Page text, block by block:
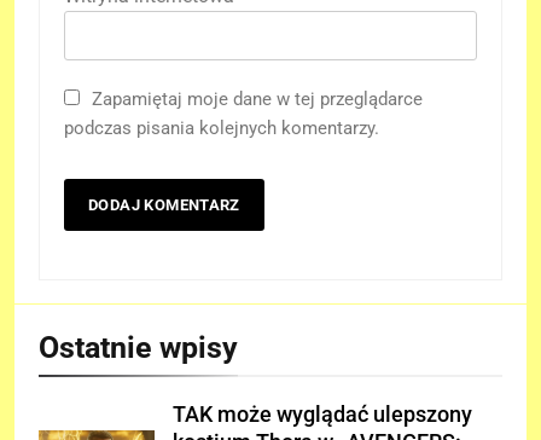
Zapamiętaj moje dane w tej przeglądarce
podczas pisania kolejnych komentarzy.
Ostatnie wpisy
TAK może wyglądać ulepszony